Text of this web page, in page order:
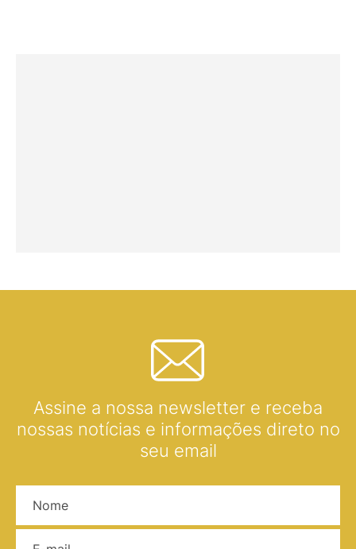
Assine a nossa newsletter e receba
nossas notícias e informações direto no
seu email